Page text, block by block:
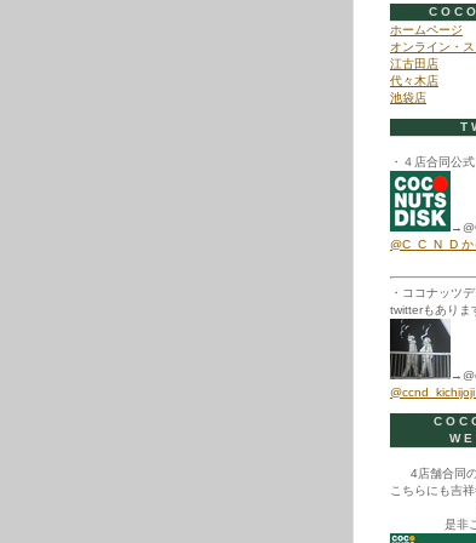
ホームページ
オンライン・
江古田店
代々木店
池袋店
・４店合同公
@C_C_N_D か
・ココナッツ
twitterもありま
4店舗合同
こちらにも吉
是非